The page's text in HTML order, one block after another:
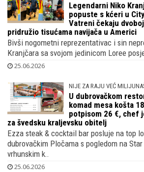
Legendarni Niko
popuste s kćeri u
Vatreni čekaju
pridružio tisućama navijača u Americi
Bivši nogometni reprezentativac i sin
Kranjčara sa svojom jedinicom Loree
25.06.2026
NIJE ZA RAJU VEĆ
U dubrovačkom
komad mesa košta
potpisom 26 €, chef
za švedsku kraljevsku obitelj
Ezza steak & cocktail bar posluje na top
dubrovačkim Pločama s pogledom na Star
vrhunskim k..
25.06.2026